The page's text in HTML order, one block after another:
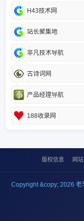
H43技术网
站长聚集地
非凡技术导航
古诗词网
产品经理导航
188收录网
版权信息 网
Copyright &copy; 2026